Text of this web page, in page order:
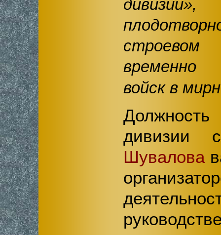
временно
войск в
дивизии
Шувалова